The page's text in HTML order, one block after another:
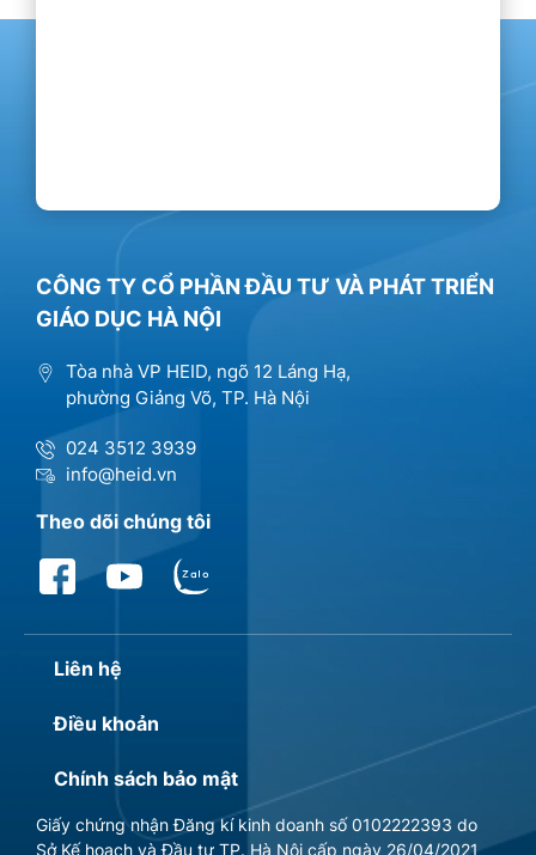
CÔNG TY CỔ PHẦN ĐẦU TƯ VÀ PHÁT TRIỂN
GIÁO DỤC HÀ NỘI
Tòa nhà VP HEID, ngõ 12 Láng Hạ,
phường Giảng Võ, TP. Hà Nội
024 3512 3939
info@heid.vn
Theo dõi chúng tôi
Liên hệ
Điều khoản
Chính sách bảo mật
Giấy chứng nhận Đăng kí kinh doanh số 0102222393 do
Sở Kế hoạch và Đầu tư TP. Hà Nội cấp ngày 26/04/2021